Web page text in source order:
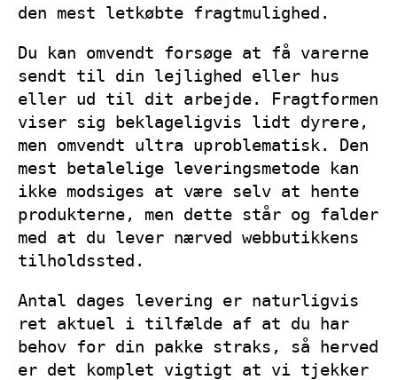
den mest letkøbte fragtmulighed.
Du kan omvendt forsøge at få varerne
sendt til din lejlighed eller hus
eller ud til dit arbejde. Fragtformen
viser sig beklageligvis lidt dyrere,
men omvendt ultra uproblematisk. Den
mest betalelige leveringsmetode kan
ikke modsiges at være selv at hente
produkterne, men dette står og falder
med at du lever nærved webbutikkens
tilholdssted.
Antal dages levering er naturligvis
ret aktuel i tilfælde af at du har
behov for din pakke straks, så herved
er det komplet vigtigt at vi tjekker